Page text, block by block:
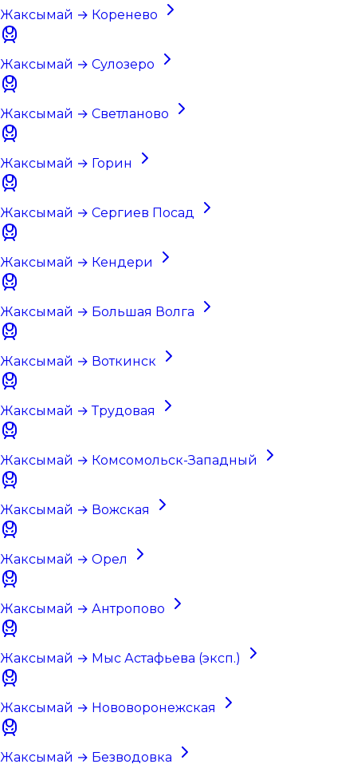
Жаксымай → Коренево
Жаксымай → Сулозеро
Жаксымай → Светланово
Жаксымай → Горин
Жаксымай → Сергиев Посад
Жаксымай → Кендери
Жаксымай → Большая Волга
Жаксымай → Воткинск
Жаксымай → Трудовая
Жаксымай → Комсомольск-Западный
Жаксымай → Вожская
Жаксымай → Орел
Жаксымай → Антропово
Жаксымай → Мыс Астафьева (эксп.)
Жаксымай → Нововоронежская
Жаксымай → Безводовка